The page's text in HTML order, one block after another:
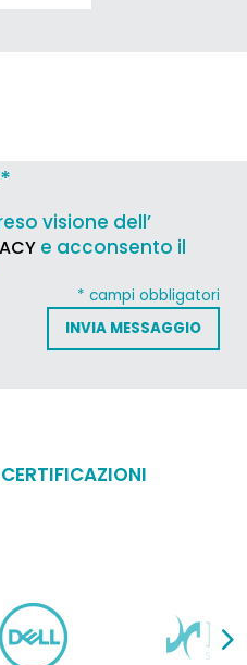
*
visione dell’
e acconsento il
* campi obbligatori